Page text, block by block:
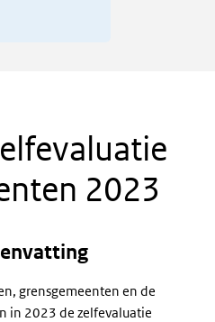
2023
grensgemeenten en de
in 2023 de zelfevaluatie